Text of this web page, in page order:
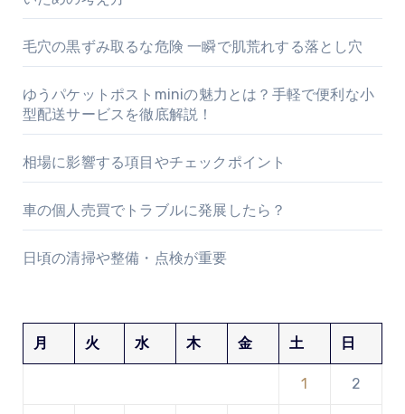
毛穴の黒ずみ取るな危険 一瞬で肌荒れする落とし穴
ゆうパケットポストminiの魅力とは？手軽で便利な小
型配送サービスを徹底解説！
相場に影響する項目やチェックポイント
車の個人売買でトラブルに発展したら？
日頃の清掃や整備・点検が重要
月 火 水 木 金 土 日
1 2